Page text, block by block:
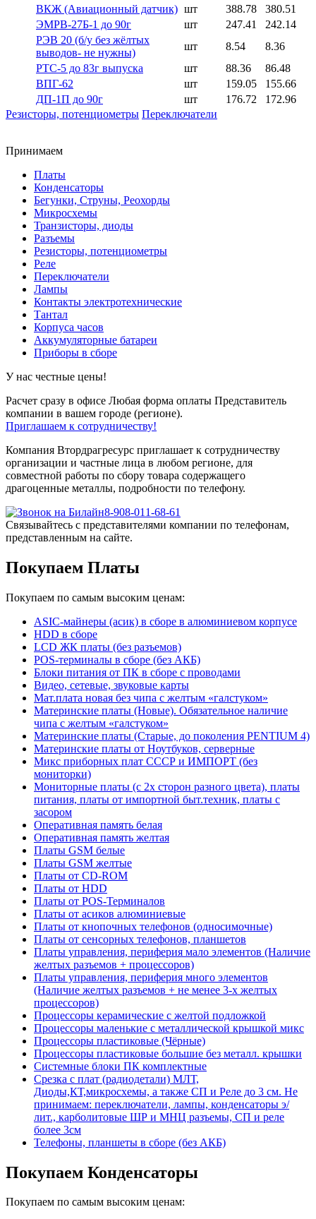
ВКЖ (Авиационный датчик) шт 388.78
380.51
ЭМРВ-27Б-1 до 90г
шт 247.41
242.14
РЭВ 20 (б/у без жёлтых
выводов- не нужны)
шт 8.54
8.36
РТС-5 до 83г выпуска
шт 88.36
86.48
ВПГ-62
шт 159.05
155.66
ДП-1П до 90г
шт 176.72
172.96
Резисторы, потенциометры Переключатели
Принимаем
Платы
Конденсаторы
Бегунки, Струны, Реохорды
Микросхемы
Транзисторы, диоды
Разъемы
Резисторы, потенциометры
Реле
Переключатели
Лампы
Контакты электротехнические
Тантал
Корпуса часов
Аккумуляторные батареи
Приборы в сборе
У нас честные цены!
Расчет сразу в офисе Любая форма оплаты Представитель
компании в вашем городе (регионе).
Приглашаем к сотрудничеству!
Компания Втордрагресурс приглашает к сотрудничеству
организации и частные лица в любом регионе, для
совместной работы по сбору товара содержащего
драгоценные металлы, подробности по телефону.
8-908-011-68-61
Связывайтесь с представителями компании по телефонам,
представленным на сайте.
Покупаем Платы
Покупаем по самым высоким ценам:
ASIC-майнеры (асик) в сборе в алюминиевом корпусе
HDD в сборе
LCD ЖК платы (без разъемов)
POS-терминалы в сборе (без АКБ)
Блоки питания от ПК в сборе с проводами
Видео, сетевые, звуковые карты
Мат.плата новая без чипа с желтым «галстуком»
Материнские платы (Новые). Обязательное наличие
чипа с желтым «галстуком»
Материнские платы (Старые, до поколения PENTIUM 4)
Материнские платы от Ноутбуков, серверные
Микс приборных плат СССР и ИМПОРТ (без
мониторки)
Мониторные платы (с 2х сторон разного цвета), платы
питания, платы от импортной быт.техник, платы с
засором
Оперативная память белая
Оперативная память желтая
Платы GSM белые
Платы GSM желтые
Платы от CD-ROM
Платы от HDD
Платы от POS-Терминалов
Платы от асиков алюминиевые
Платы от кнопочных телефонов (односимочные)
Платы от сенсорных телефонов, планшетов
Платы управления, периферия мало элементов (Наличие
желтых разъемов + процессоров)
Платы управления, периферия много элементов
(Наличие желтых разъемов + не менее 3-х желтых
процессоров)
Процессоры керамические с желтой подложкой
Процессоры маленькие с металлической крышкой микс
Процессоры пластиковые (Чёрные)
Процессоры пластиковые большие без металл. крышки
Системные блоки ПК комплектные
Срезка с плат (радиодетали) МЛТ,
Диоды,КТ,микросхемы, а также СП и Реле до 3 см. Не
принимаем: переключатели, лампы, конденсаторы э/
лит., карболитовые ШР и МНЦ разъемы, СП и реле
более 3см
Телефоны, планшеты в сборе (без АКБ)
Покупаем Конденсаторы
Покупаем по самым высоким ценам: